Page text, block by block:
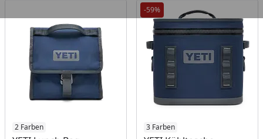
2 Farben
Produkt nicht lieferbar
-59%
3 Farben
Produkt nicht lieferbar